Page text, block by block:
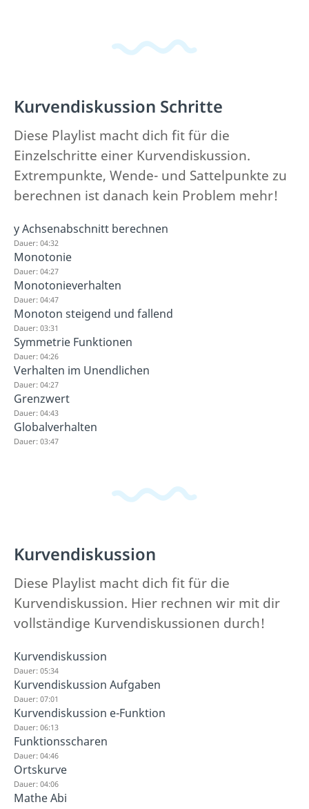
Kurvendiskussion Schritte
Diese Playlist macht dich fit für die
Einzelschritte einer Kurvendiskussion.
Extrempunkte, Wende- und Sattelpunkte zu
berechnen ist danach kein Problem mehr!
y Achsenabschnitt berechnen
Dauer: 04:32
Monotonie
Dauer: 04:27
Monotonieverhalten
Dauer: 04:47
Monoton steigend und fallend
Dauer: 03:31
Symmetrie Funktionen
Dauer: 04:26
Verhalten im Unendlichen
Dauer: 04:27
Grenzwert
Dauer: 04:43
Globalverhalten
Dauer: 03:47
Kurvendiskussion
Diese Playlist macht dich fit für die
Kurvendiskussion. Hier rechnen wir mit dir
vollständige Kurvendiskussionen durch!
Kurvendiskussion
Dauer: 05:34
Kurvendiskussion Aufgaben
Dauer: 07:01
Kurvendiskussion e-Funktion
Dauer: 06:13
Funktionsscharen
Dauer: 04:46
Ortskurve
Dauer: 04:06
Mathe Abi